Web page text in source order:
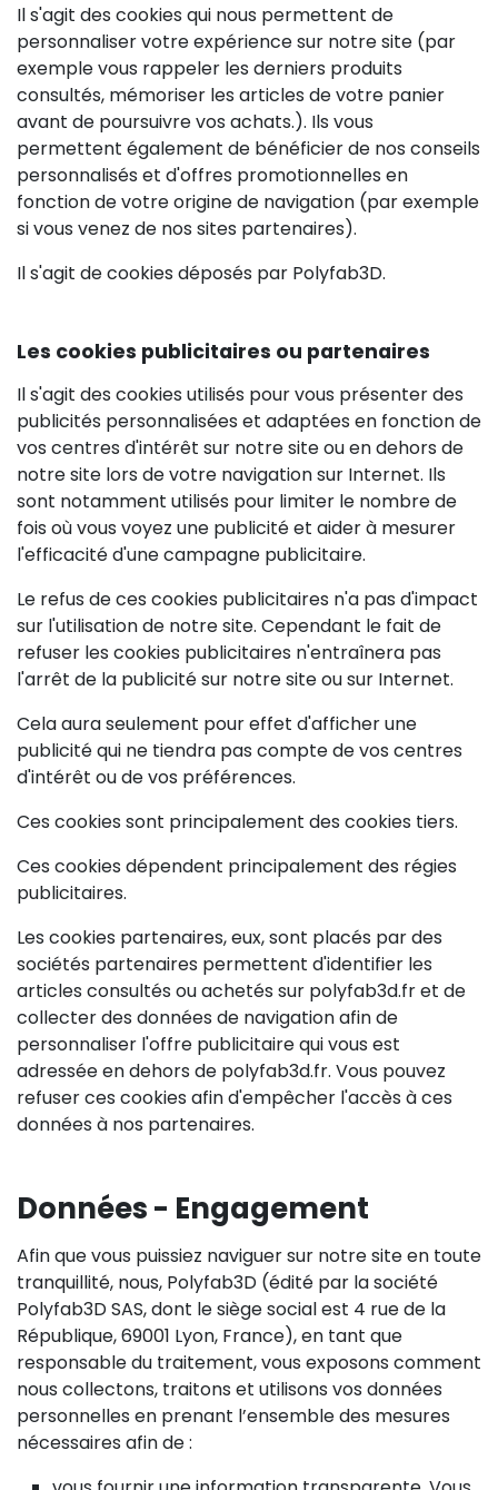
Il s'agit des cookies qui nous permettent de
personnaliser votre expérience sur notre site (par
exemple vous rappeler les derniers produits
consultés, mémoriser les articles de votre panier
avant de poursuivre vos achats.). Ils vous
permettent également de bénéficier de nos conseils
personnalisés et d'offres promotionnelles en
fonction de votre origine de navigation (par exemple
si vous venez de nos sites partenaires).
Il s'agit de cookies déposés par Polyfab3D.
Les cookies publicitaires ou partenaires
Il s'agit des cookies utilisés pour vous présenter des
publicités personnalisées et adaptées en fonction de
vos centres d'intérêt sur notre site ou en dehors de
notre site lors de votre navigation sur Internet. Ils
sont notamment utilisés pour limiter le nombre de
fois où vous voyez une publicité et aider à mesurer
l'efficacité d'une campagne publicitaire.
Le refus de ces cookies publicitaires n'a pas d'impact
sur l'utilisation de notre site. Cependant le fait de
refuser les cookies publicitaires n'entraînera pas
l'arrêt de la publicité sur notre site ou sur Internet.
Cela aura seulement pour effet d'afficher une
publicité qui ne tiendra pas compte de vos centres
d'intérêt ou de vos préférences.
Ces cookies sont principalement des cookies tiers.
Ces cookies dépendent principalement des régies
publicitaires.
Les cookies partenaires, eux, sont placés par des
sociétés partenaires permettent d'identifier les
articles consultés ou achetés sur polyfab3d.fr et de
collecter des données de navigation afin de
personnaliser l'offre publicitaire qui vous est
adressée en dehors de polyfab3d.fr. Vous pouvez
refuser ces cookies afin d'empêcher l'accès à ces
données à nos partenaires.
Données - Engagement
Afin que vous puissiez naviguer sur notre site en toute
tranquillité, nous, Polyfab3D (édité par la société
Polyfab3D SAS, dont le siège social est 4 rue de la
République, 69001 Lyon, France), en tant que
responsable du traitement, vous exposons comment
nous collectons, traitons et utilisons vos données
personnelles en prenant l’ensemble des mesures
nécessaires afin de :